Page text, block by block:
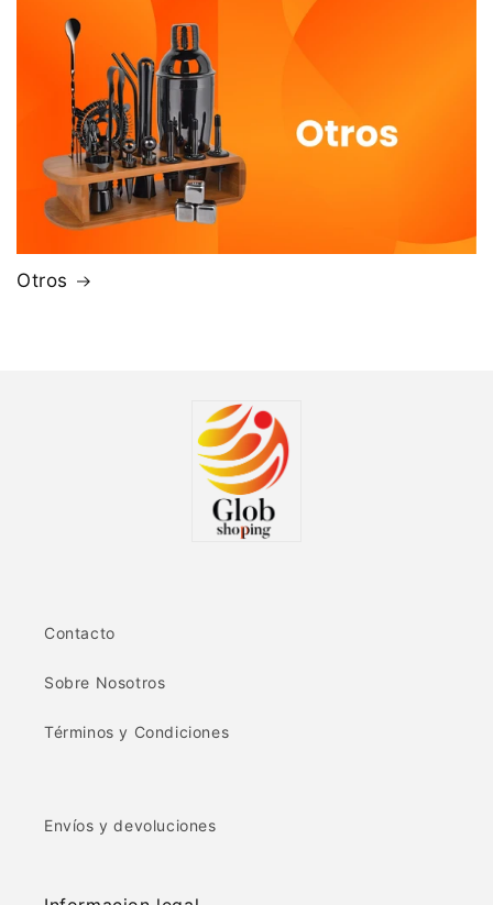
Otros
Contacto
Sobre Nosotros
Términos y Condiciones
Envíos y devoluciones